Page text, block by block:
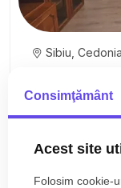
Sibiu, Cedonia
2 camere
Consimţământ
Acest site
Folosim cookie-